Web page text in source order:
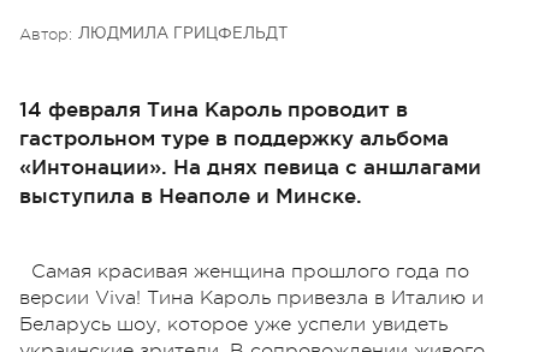
Автор: ЛЮДМИЛА ГРИЦФЕЛЬДТ
14 февраля Тина Кароль проводит в
гастрольном туре в поддержку альбома
«Интонации». На днях певица с аншлагами
выступила в Неаполе и Минске.
Самая красивая женщина прошлого года по
версии Viva! Тина Кароль привезла в Италию и
Беларусь шоу, которое уже успели увидеть